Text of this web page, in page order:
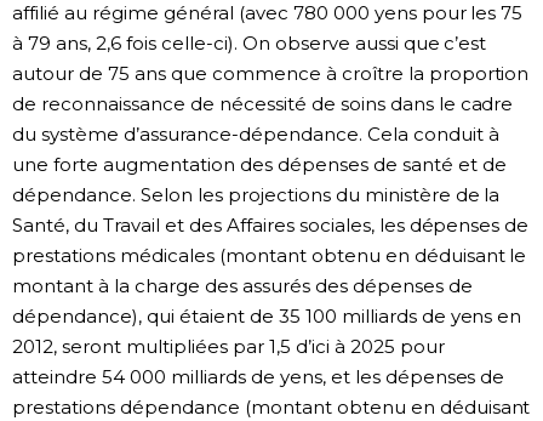
affilié au régime général (avec 780 000 yens pour les 75
à 79 ans, 2,6 fois celle-ci). On observe aussi que c’est
autour de 75 ans que commence à croître la proportion
de reconnaissance de nécessité de soins dans le cadre
du système d’assurance-dépendance. Cela conduit à
une forte augmentation des dépenses de santé et de
dépendance. Selon les projections du ministère de la
Santé, du Travail et des Affaires sociales, les dépenses de
prestations médicales (montant obtenu en déduisant le
montant à la charge des assurés des dépenses de
dépendance), qui étaient de 35 100 milliards de yens en
2012, seront multipliées par 1,5 d’ici à 2025 pour
atteindre 54 000 milliards de yens, et les dépenses de
prestations dépendance (montant obtenu en déduisant